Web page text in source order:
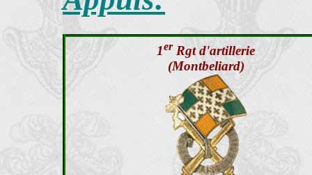
1erRgt d'artillerie
(Montbeliard)